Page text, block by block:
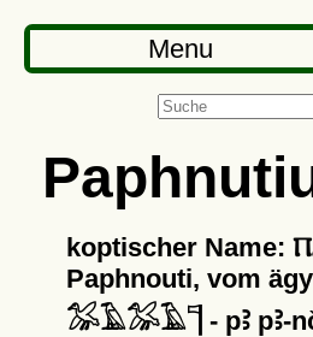
Menu
koptischer Name:
Paphnouti, vom
𓅮𓄿𓅮𓄿𓊹 - pꜢ pꜢ-